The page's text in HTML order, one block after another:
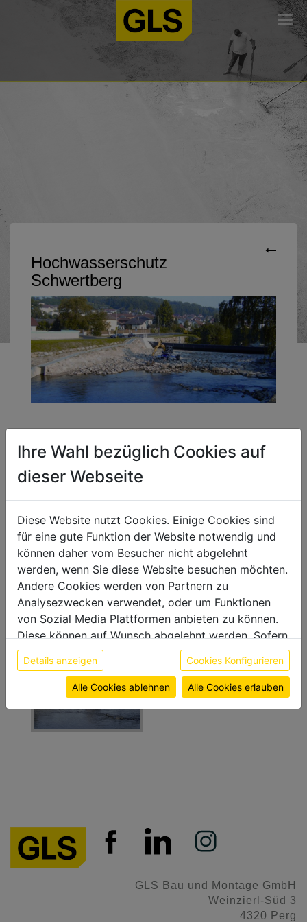
Hochwasserschutz
Schwertberg
Hochwasserschutz Schwertberg
Unternehmen:
GLS-Bau
Kompetenzfeld:
Erd- und Schutzwasserbau
Hochwasserschutz Schwertberg:
Schlauchwehranlage
GLS Bau und Montage GmbH
Weinzierl-Süd 3
4320 Perg
Ihre Wahl bezüglich Cookies auf
dieser Webseite
Diese Website nutzt Cookies. Einige Cookies sind
für eine gute Funktion der Website notwendig und
können daher vom Besucher nicht abgelehnt
werden, wenn Sie diese Website besuchen möchten.
Andere Cookies werden von Partnern zu
Analysezwecken verwendet, oder um Funktionen
von Sozial Media Plattformen anbieten zu können.
Diese können auf Wunsch abgelehnt werden. Sofern
sie unsere Webseite weiter nutzen, geben Sie
Einwilligung zu unseren Cookies.
Weitere Informationen finden sie in unserer
Datenschutzerklärungbzw. im Impressum
Details anzeigen Cookies Konfigurieren
Alle Cookies ablehnen Alle Cookies erlauben